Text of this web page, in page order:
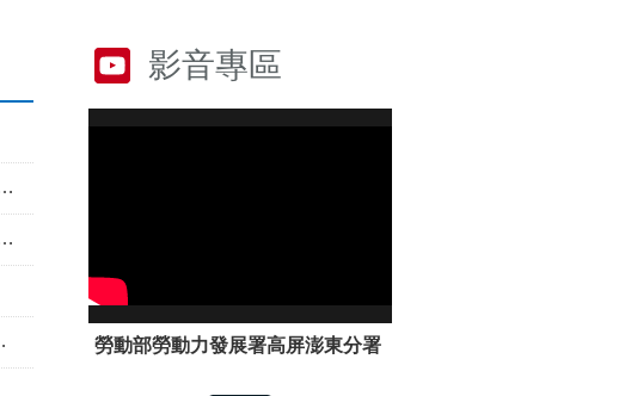
影音專區
勞動部勞動力發展署高屏澎東分署「電工冷凍」職類介紹